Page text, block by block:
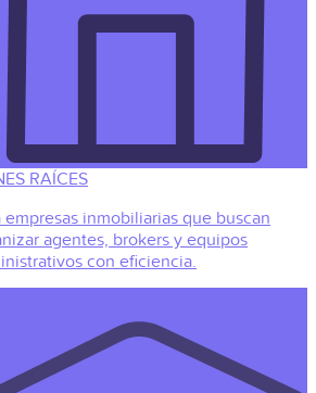
RAÍCES
empresas inmobiliarias que buscan
agentes, brokers y equipos
con eficiencia.